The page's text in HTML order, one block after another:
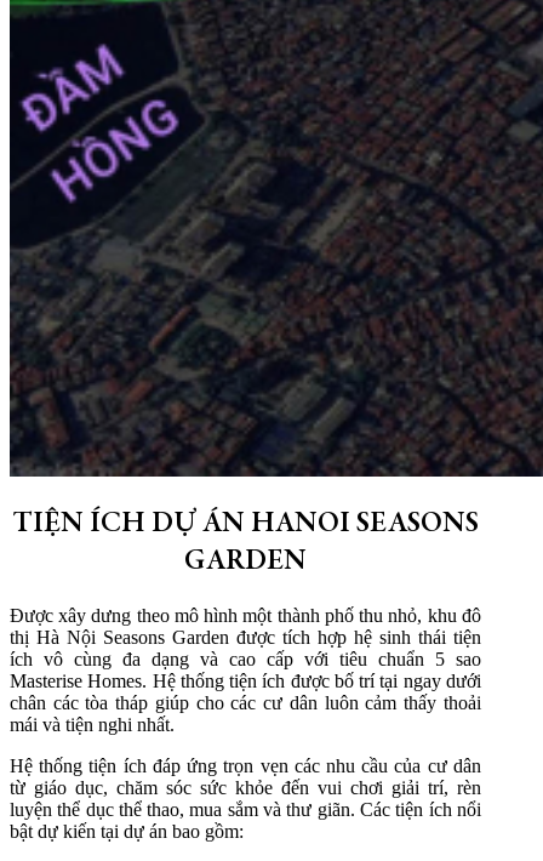
TIỆN ÍCH DỰ ÁN HANOI SEASONS
GARDEN
Được xây dưng theo mô hình một thành phố thu nhỏ, khu đô
thị Hà Nội Seasons Garden được tích hợp hệ sinh thái tiện
ích vô cùng đa dạng và cao cấp với tiêu chuẩn 5 sao
Masterise Homes. Hệ thống tiện ích được bố trí tại ngay dưới
chân các tòa tháp giúp cho các cư dân luôn cảm thấy thoải
mái và tiện nghi nhất.
Hệ thống tiện ích đáp ứng trọn vẹn các nhu cầu của cư dân
từ giáo dục, chăm sóc sức khỏe đến vui chơi giải trí, rèn
luyện thể dục thể thao, mua sắm và thư giãn. Các tiện ích nổi
bật dự kiến tại dự án bao gồm: